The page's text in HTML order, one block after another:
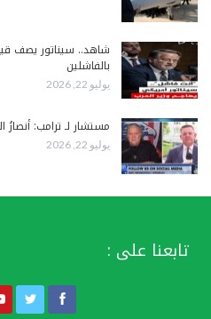
شاهد.. سيناتور يصف
بالفاشلين
يوليو 22, 2026
مستشار لـ ترامب:
يوليو 22, 2026
تابعنا على :